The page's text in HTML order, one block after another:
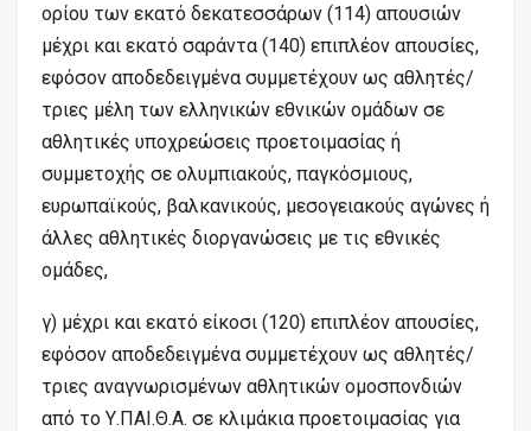
ορίου των εκατό δεκατεσσάρων (114) απουσιών
μέχρι και εκατό σαράντα (140) επιπλέον απουσίες,
εφόσον αποδεδειγμένα συμμετέχουν ως αθλητές/
τριες μέλη των ελληνικών εθνικών ομάδων σε
αθλητικές υποχρεώσεις προετοιμασίας ή
συμμετοχής σε ολυμπιακούς, παγκόσμιους,
ευρωπαϊκούς, βαλκανικούς, μεσογειακούς αγώνες ή
άλλες αθλητικές διοργανώσεις με τις εθνικές
ομάδες,
γ) μέχρι και εκατό είκοσι (120) επιπλέον απουσίες,
εφόσον αποδεδειγμένα συμμετέχουν ως αθλητές/
τριες αναγνωρισμένων αθλητικών ομοσπονδιών
από το Υ.ΠΑΙ.Θ.Α. σε κλιμάκια προετοιμασίας για